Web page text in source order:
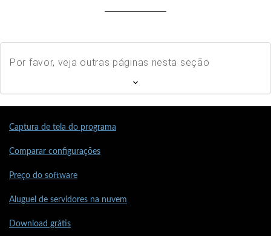
Por favor, veja outras páginas nesta seção
Captura de tela do programa
Comparar configurações
Preço do software
Aluguel de servidores na nuvem
Download grátis